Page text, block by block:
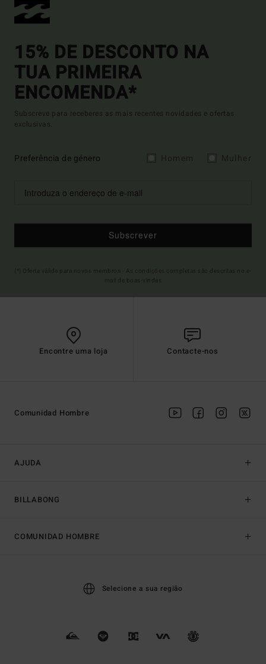
15% DE DESCONTO NA
TUA PRIMEIRA
ENCOMENDA*
Subscreve para receberes as mais recentes novidades e ofertas
exclusivas.
Preferência de género
Subscrever
Encontre uma loja Contacte-nos
AJUDA
BILLABONG
Comunidad Hombre
COMUNIDAD HOMBRE
Selecione a sua região